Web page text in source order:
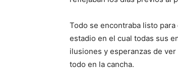
Todo se encontraba listo
estadio en el cual todas sus
ilusiones y esperanzas de
todo en la cancha.